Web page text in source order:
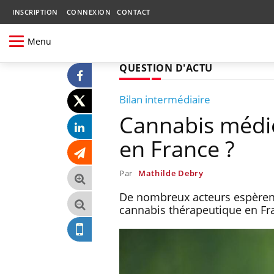
INSCRIPTION CONNEXION CONTACT
Menu
QUESTION D'ACTU
Bilan intermédiaire
Cannabis
en France ?
Par Mathilde Debry
De nombreux acteurs
cannabis thérapeutique en